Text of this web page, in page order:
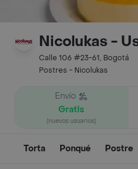
Nicolukas -
Calle 106 #23-61, Bogotá
Postres - Nicolukas
Envío
Gratis
(nuevos usuarios)
Torta Ponqué Postre